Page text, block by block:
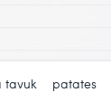
tavuk patates